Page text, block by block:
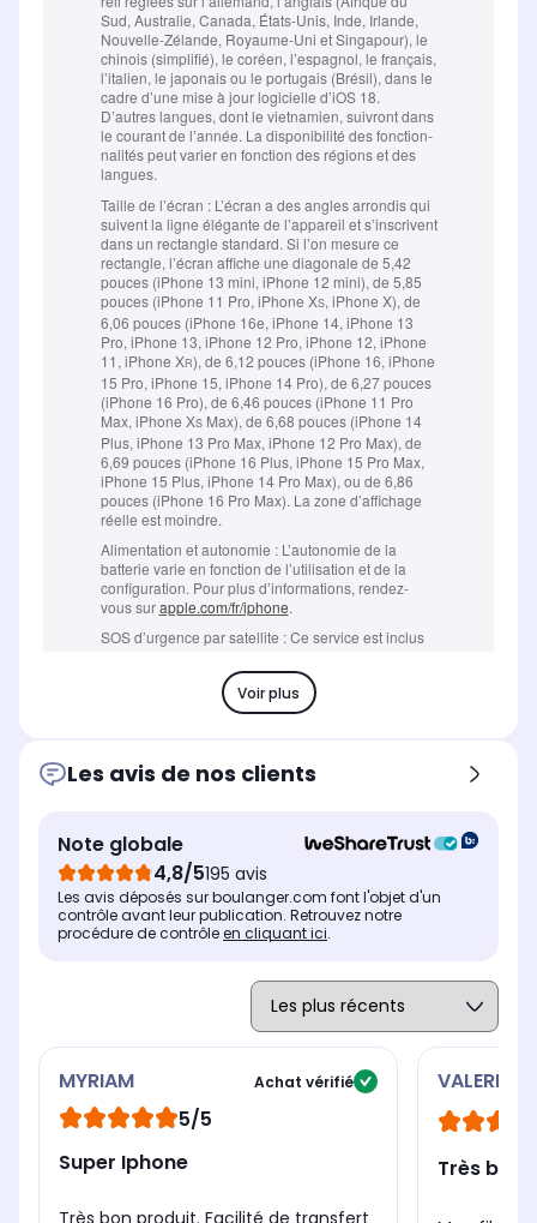
Voir plus
Les avis de nos clients
Note globale
4,8/5195 avis
Les avis déposés sur boulanger.com font l'objet d'un
contrôle avant leur publication. Retrouvez notre
procédure de contrôleen cliquant ici.
MYRIAM Achat vérifié
5/5
Super Iphone
VALERIE
Très bien